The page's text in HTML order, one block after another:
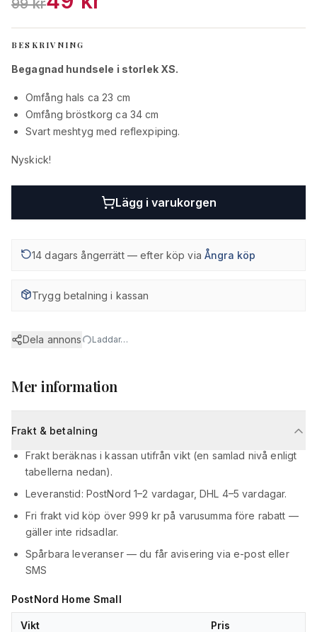
99 kr
BESKRIVNING
Begagnad hundsele i storlek XS.
Omfång hals ca 23 cm
Omfång bröstkorg ca 34 cm
Svart meshtyg med reflexpiping.
Nyskick!
Lägg i varukorgen
14 dagars ångerrätt — efter köp via Ångra köp
Trygg betalning i kassan
Dela annons Laddar…
Mer information
Frakt & betalning
Frakt beräknas i kassan utifrån vikt (en samlad nivå enligt
tabellerna nedan).
Leveranstid: PostNord 1–2 vardagar, DHL 4–5 vardagar.
Fri frakt vid köp över 999 kr på varusumma före rabatt —
gäller inte ridsadlar.
Spårbara leveranser — du får avisering via e-post eller
SMS
PostNord Home Small
Vikt Pris